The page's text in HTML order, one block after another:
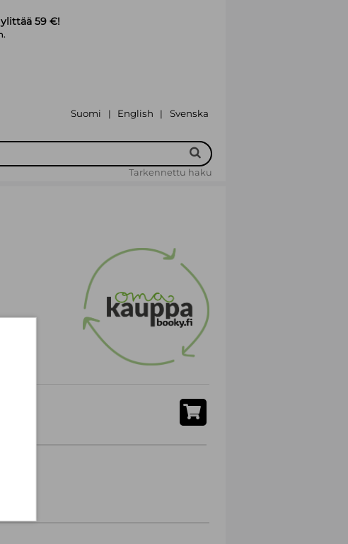
59 €!
Suomi | English | Svenska
Tarkennettu haku